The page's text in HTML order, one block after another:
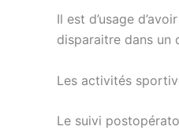
Il est d’usage
disparaitre dans un
Les activités
Le suivi